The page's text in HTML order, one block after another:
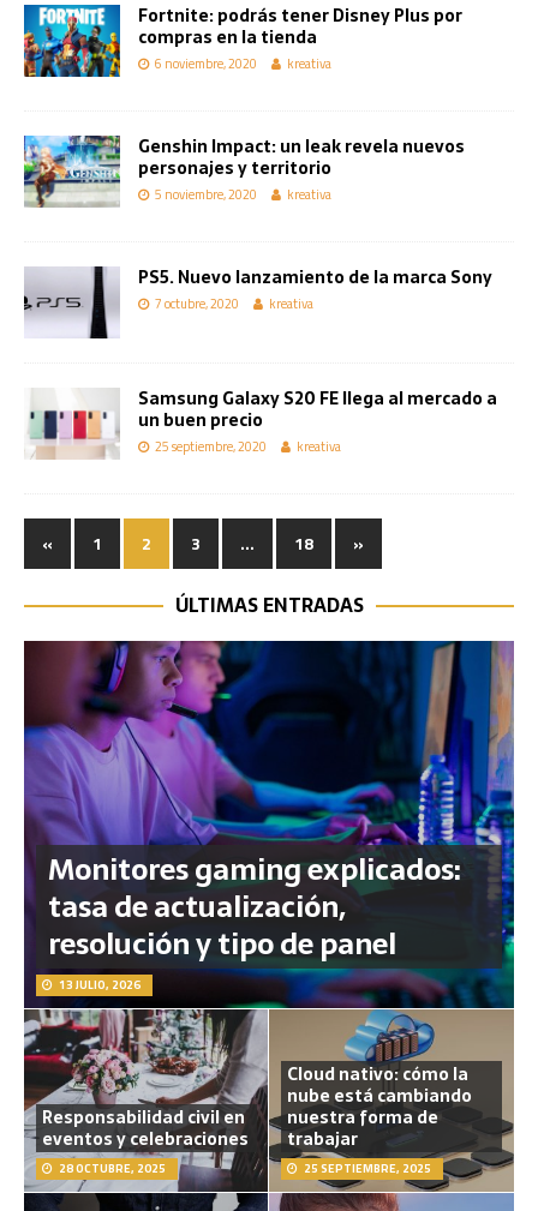
Fortnite: podrás tener Disney Plus por
compras en la tienda
6 noviembre, 2020 kreativa
Genshin Impact: un leak revela nuevos
personajes y territorio
5 noviembre, 2020 kreativa
PS5. Nuevo lanzamiento de la marca Sony
7 octubre, 2020 kreativa
Samsung Galaxy S20 FE llega al mercado a
un buen precio
25 septiembre, 2020 kreativa
« 1 2 3 … 18 »
ÚLTIMAS ENTRADAS
Monitores gaming explicados:
tasa de actualización,
resolución y tipo de panel
13 JULIO, 2026
Responsabilidad civil en
eventos y celebraciones
28 OCTUBRE, 2025
Cloud nativo: cómo la
nube está cambiando
nuestra forma de
trabajar
25 SEPTIEMBRE, 2025